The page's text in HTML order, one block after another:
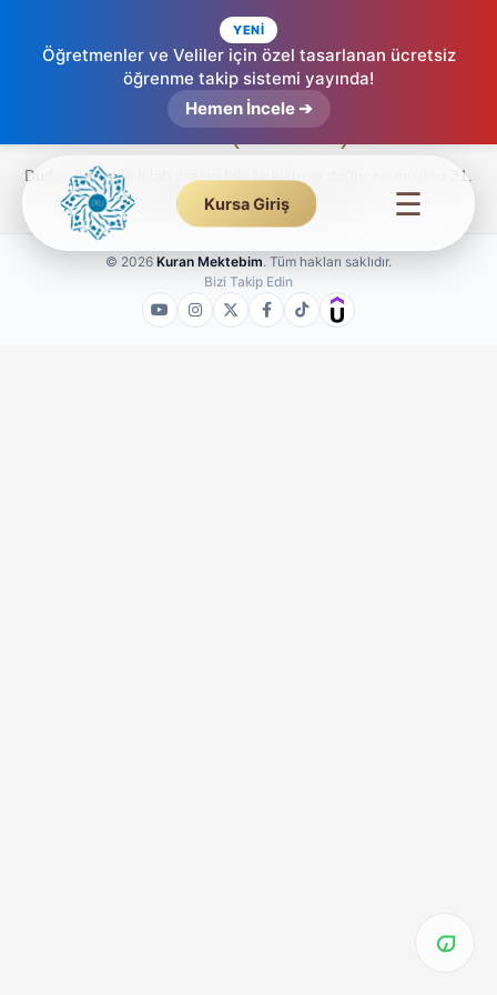
YENİ
Öğretmenler ve Veliler için özel tasarlanan ücretsiz
öğrenme takip sistemi yayında!
Hemen İncele ➔
Kursa Giriş ☰
Dudak İhfası Uygulamaları – Etkileşimli
Tecvid (31. Ders)
Dudak İhfası ile İklab arasındaki farkları ve doğru okunuşları 31.
dersteki uygulamalarla keşfedin.
© 2026 Kuran Mektebim. Tüm hakları saklıdır.
Bizi Takip Edin